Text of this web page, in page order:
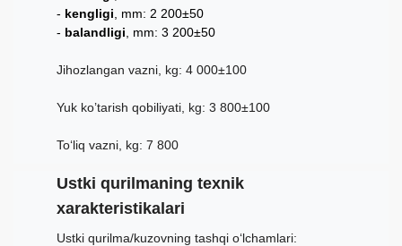
kengligi , mm: 2 200±50
balandligi , mm: 3 200±50
Jihozlangan vazni, kg: 4 000±100
Yuk ko’tarish qobiliyati, kg: 3 800±100
To‘liq vazni, kg: 7 800
Ustki qurilmaning texnik
xarakteristikalari
Ustki qurilma/kuzovning tashqi o‘lchamlari: